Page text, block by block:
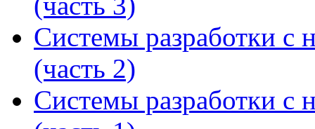
Системы разработки с
(часть 2)
Системы разработки с